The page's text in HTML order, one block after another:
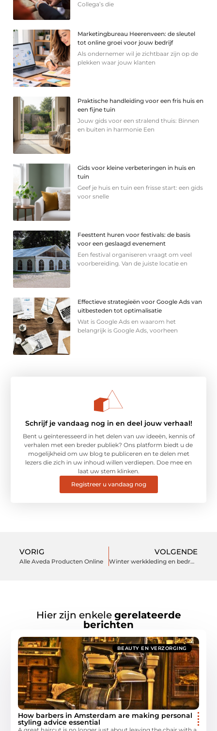
Collega’s die
Marketingbureau Heerenveen: de sleutel
tot online groei voor jouw bedrijf
Als ondernemer wil je zichtbaar zijn op de
plekken waar jouw klanten
Praktische handleiding voor een fris huis en
een fijne tuin
Jouw gids voor een stralend thuis: Binnen
en buiten in harmonie Een
Gids voor kleine verbeteringen in huis en
tuin
Geef je huis en tuin een frisse start: een gids
voor snelle
Feesttent huren voor festivals: de basis
voor een geslaagd evenement
Een festival organiseren vraagt om veel
voorbereiding. Van de juiste locatie en
Effectieve strategieën voor Google Ads van
uitbesteden tot optimalisatie
Wat is Google Ads en waarom het
belangrijk is Google Ads, voorheen
Schrijf je vandaag nog in en deel jouw verhaal!
Bent u geïnteresseerd in het delen van uw ideeën, kennis of
verhalen met een breder publiek? Ons platform biedt u de
mogelijkheid om uw blog te publiceren en te delen met
lezers die zich in uw inhoud willen verdiepen. Doe mee en
laat uw stem klinken.
Registreer u vandaag nog
VORIG
Alle Aveda Producten Online
VOLGENDE
Winter werkkleding en bedrukte bedrijfskleding
Hier zijn enkele gerelateerde
berichten
BEAUTY EN VERZORGING
How barbers in Amsterdam are making personal
styling advice essential
A great haircut is no longer just about leaving the chair with a